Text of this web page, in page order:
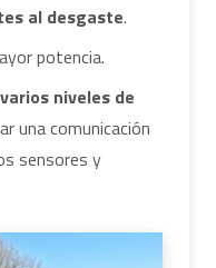
al desgaste.
potencia.
varios niveles de
una comunicación
sensores y